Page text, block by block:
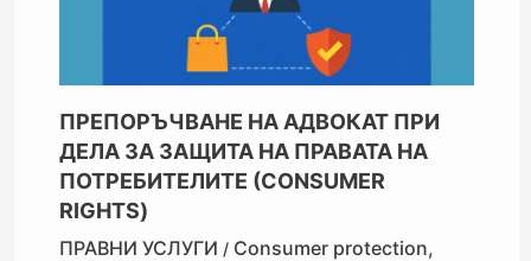
ПРЕПОРЪЧВАНЕ НА АДВОКАТ ПРИ
ДЕЛА ЗА ЗАЩИТА НА ПРАВАТА НА
ПОТРЕБИТЕЛИТЕ (CONSUMER
RIGHTS)
ПРАВНИ УСЛУГИ / Consumer protection,